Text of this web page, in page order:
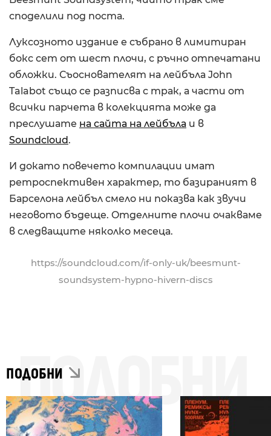
споделили под поста.
Луксозното издание е събрано в лимитиран
бокс сет от шест плочи, с ръчно отпечатани
обложки. Съоснователят на лейбъла John
Talabot също се разписва с трак, а части от
всички парчета в колекцията може да
преслушате на сайта на лейбъла и в
Soundcloud.
И докато повечето компилации имат
ретроспективен характер, то базираният в
Барселона лейбъл смело ни показва как звучи
неговото бъдеще. Oтделните плочи очакваме
в следващите няколко месеца.
https://soundcloud.com/if-only-uk/beesmunt-
soundsystem-hypno-hivern-discs
ПОДОБНИ
ПОДОБНИ